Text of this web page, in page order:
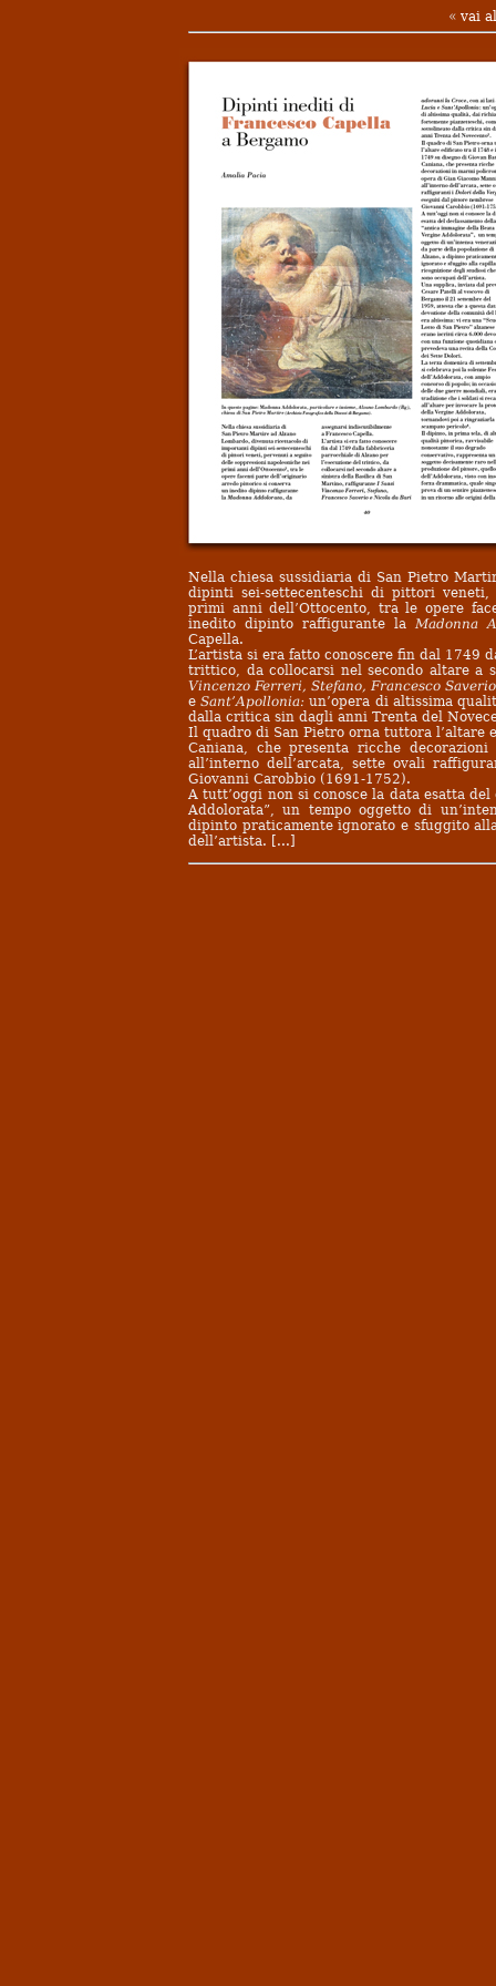
« vai
Nella chiesa sussidiaria di San Pietro
dipinti sei-settecenteschi di pittori veneti,
primi anni dell’Ottocento, tra le opere
inedito dipinto raffigurante la Madonna
Capella.
L’artista si era fatto conoscere fin dal 1749
trittico, da collocarsi nel secondo altare
Vincenzo Ferreri, Stefano, Francesco
eSant’Apollonia: un’opera di altissima
dalla critica sin dagli anni Trenta del
Il quadro di San Pietro orna tuttora l’altare
Caniana, che presenta ricche
all’interno dell’arcata, sette ovali
Giovanni Carobbio (1691-1752).
A tutt’oggi non si conosce la data esatta
Addolorata”, un tempo oggetto di
dipinto praticamente ignorato e sfuggito
dell’artista. [...]